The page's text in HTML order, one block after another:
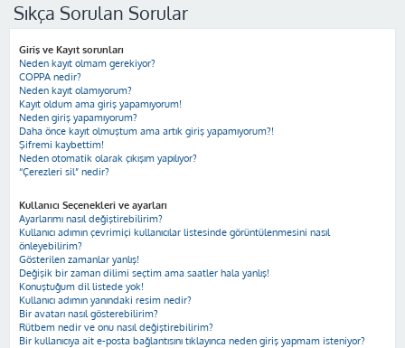
Sıkça Sorulan Sorular
Giriş ve Kayıt sorunları
Neden kayıt olmam gerekiyor?
COPPA nedir?
Neden kayıt olamıyorum?
Kayıt oldum ama giriş yapamıyorum!
Neden giriş yapamıyorum?
Daha önce kayıt olmuştum ama artık giriş yapamıyorum?!
Şifremi kaybettim!
Neden otomatik olarak çıkışım yapılıyor?
“Çerezleri sil” nedir?
Kullanıcı Seçenekleri ve ayarları
Ayarlarımı nasıl değiştirebilirim?
Kullanıcı adımın çevrimiçi kullanıcılar listesinde görüntülenmesini nasıl
önleyebilirim?
Gösterilen zamanlar yanlış!
Değişik bir zaman dilimi seçtim ama saatler hala yanlış!
Konuştuğum dil listede yok!
Kullanıcı adımın yanındaki resim nedir?
Bir avatarı nasıl gösterebilirim?
Rütbem nedir ve onu nasıl değiştirebilirim?
Bir kullanıcıya ait e-posta bağlantısını tıklayınca neden giriş yapmam isteniyor?